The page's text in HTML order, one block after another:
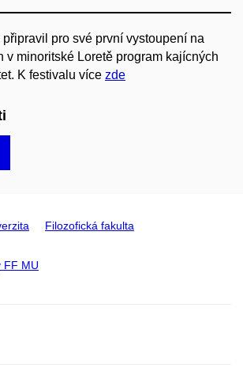
pro své první vystoupení na
v minoritské Loretě program kajícných
K festivalu více zde
Filozofická fakulta
FF MU